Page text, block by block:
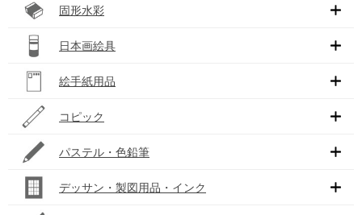
固形水彩
日本画絵具
絵手紙用品
コピック
パステル・色鉛筆
デッサン・製図用品・インク